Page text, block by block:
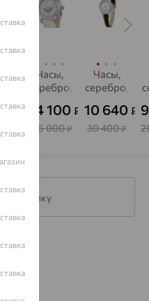
₽
Часы,
серебро,
НИКА
44 100 ₽
126 000₽
Часы,
серебро,
НИКА
10 640 ₽
30 400₽
рассылку